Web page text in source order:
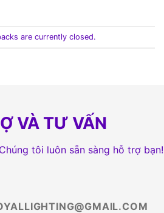
are currently closed.
VÀ TƯ VẤN
tôi luôn sẵn sàng hỗ trợ bạn!